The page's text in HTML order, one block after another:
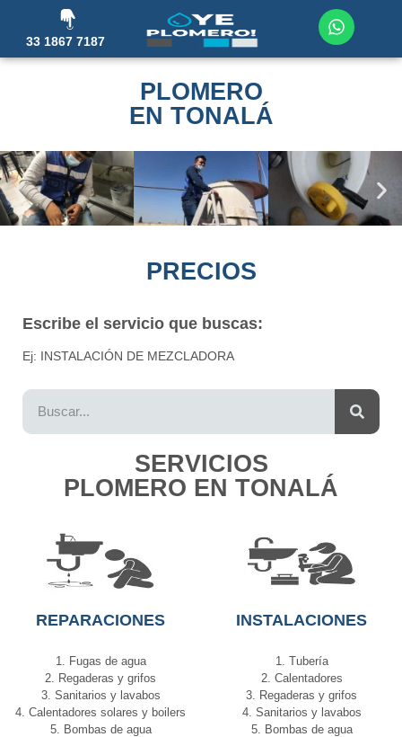
33 1867 7187
PLOMERO
EN TONALÁ
PRECIOS
Escribe el servicio que buscas:
Ej: INSTALACIÓN DE MEZCLADORA
SERVICIOS
PLOMERO EN TONALÁ
REPARACIONES
1. Fugas de agua
2. Regaderas y grifos
3. Sanitarios y lavabos
4. Calentadores solares y boilers
5. Bombas de agua
INSTALACIONES
1. Tubería
2. Calentadores
3. Regaderas y grifos
4. Sanitarios y lavabos
5. Bombas de agua